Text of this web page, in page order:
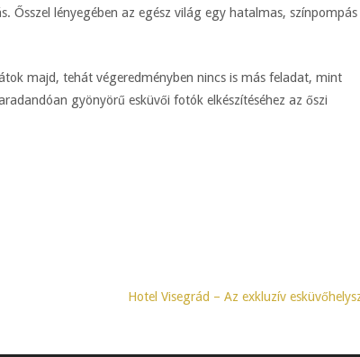
Ősszel lényegében az egész világ egy hatalmas, színpompás
majd, tehát végeredményben nincs is más feladat, mint
gyönyörű esküvői fotók elkészítéséhez az őszi
Hotel Visegrád – Az exkluzív